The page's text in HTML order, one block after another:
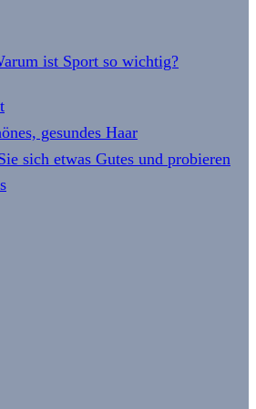
ist Sport so wichtig?
gesundes Haar
sich etwas Gutes und probieren